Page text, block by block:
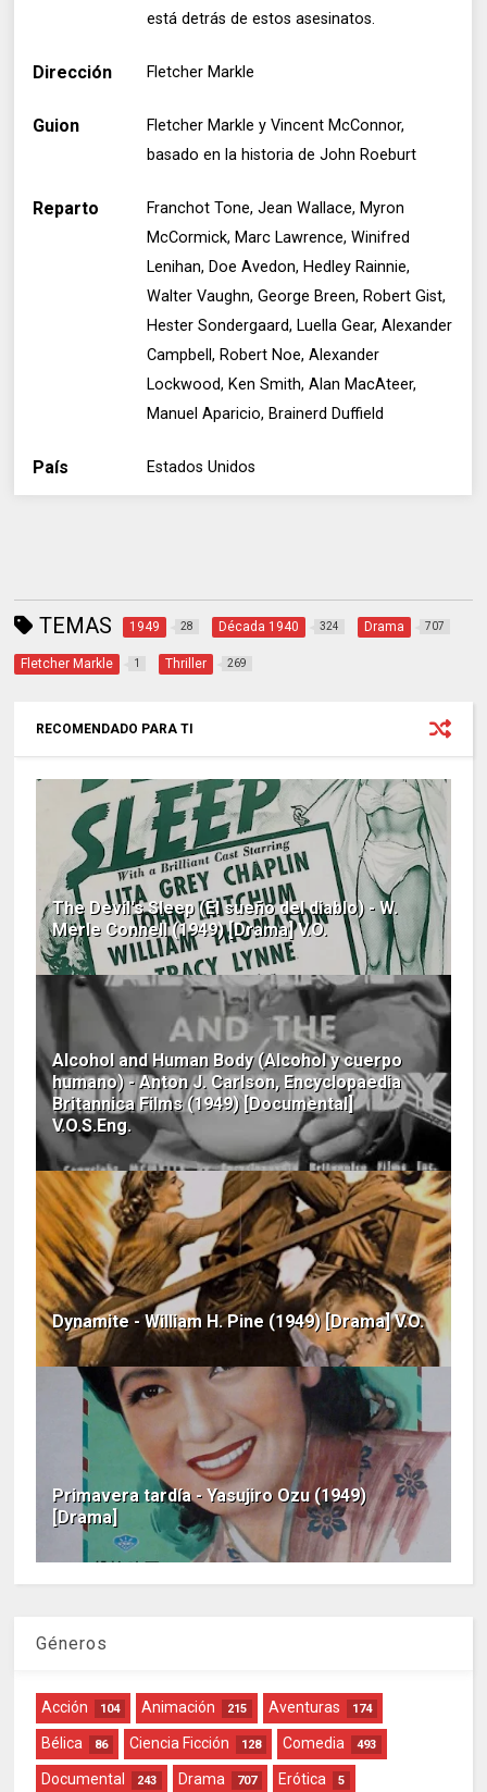
está detrás de estos asesinatos.
Dirección Fletcher Markle
Guion
Fletcher Markle y Vincent McConnor,
basado en la historia de John Roeburt
Reparto
Franchot Tone, Jean Wallace, Myron
McCormick, Marc Lawrence, Winifred
Lenihan, Doe Avedon, Hedley Rainnie,
Walter Vaughn, George Breen, Robert Gist,
Hester Sondergaard, Luella Gear, Alexander
Campbell, Robert Noe, Alexander
Lockwood, Ken Smith, Alan MacAteer,
Manuel Aparicio, Brainerd Duffield
País Estados Unidos
TEMAS 1949 28 Década 1940 324 Drama 707
Fletcher Markle 1 Thriller 269
RECOMENDADO PARA TI
The Devil's Sleep (El sueño del diablo) - W.
Merle Connell (1949) [Drama] V.O.
Alcohol and Human Body (Alcohol y cuerpo
humano) - Anton J. Carlson, Encyclopaedia
Britannica Films (1949) [Documental]
V.O.S.Eng.
Dynamite - William H. Pine (1949) [Drama] V.O.
Primavera tardía - Yasujiro Ozu (1949)
[Drama]
Géneros
Acción 104 Animación 215 Aventuras 174
Bélica 86 Ciencia Ficción 128 Comedia 493
Documental 243 Drama 707 Erótica 5